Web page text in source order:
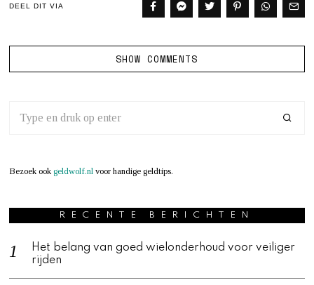
DEEL DIT VIA
SHOW COMMENTS
Bezoek ookgeldwolf.nl voor handige geldtips.
RECENTE BERICHTEN
Het belang van goed wielonderhoud voor veiliger
rijden